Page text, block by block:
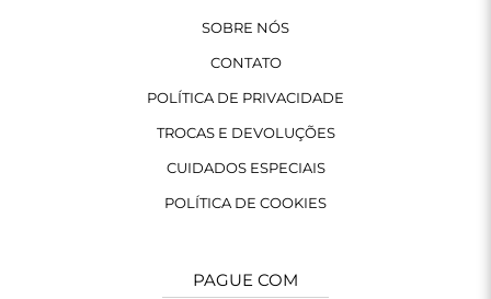
SOBRE NÓS
CONTATO
POLÍTICA DE PRIVACIDADE
TROCAS E DEVOLUÇÕES
CUIDADOS ESPECIAIS
POLÍTICA DE COOKIES
PAGUE COM